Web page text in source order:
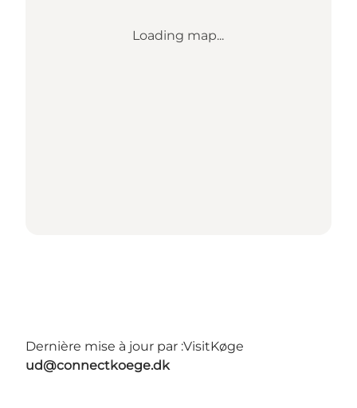
Loading map...
Dernière mise à jour par :VisitKøge
ud@connectkoege.dk